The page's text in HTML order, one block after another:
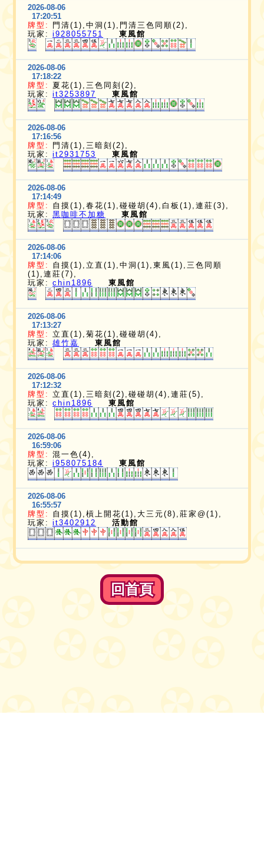
2026-08-06
17:20:51
牌型:
門清(1),中洞(1),門清三色同順(2),
玩家:i928055751 東風館
2026-08-06
17:18:22
牌型:
夏花(1),三色同刻(2),
玩家:it3253897 東風館
2026-08-06
17:16:56
牌型:
門清(1),三暗刻(2),
玩家:it2931753 東風館
2026-08-06
17:14:49
牌型:
自摸(1),春花(1),碰碰胡(4),白板(1),連莊(3),
玩家:黑咖啡不加糖 東風館
2026-08-06
17:14:06
牌型:
自摸(1),立直(1),中洞(1),東風(1),三色同順
(1),連莊(7),
玩家:chin1896 東風館
2026-08-06
17:13:27
牌型:
立直(1),菊花(1),碰碰胡(4),
玩家:雄竹嘉 東風館
2026-08-06
17:12:32
牌型:
立直(1),三暗刻(2),碰碰胡(4),連莊(5),
玩家:chin1896 東風館
2026-08-06
16:59:06
牌型:
混一色(4),
玩家:i958075184 東風館
2026-08-06
16:55:57
牌型:
自摸(1),槓上開花(1),大三元(8),莊家@(1),
玩家:it3402912 活動館
回首頁
回首頁